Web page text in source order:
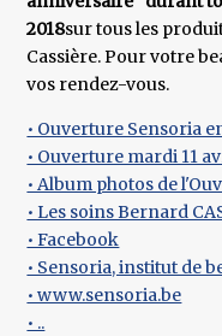
2018sur tous les
Cassière. Pour votre
vos rendez-vous.
• Ouverture Sensoria
• Ouverture mardi 11
• Album photos de
• Les soins Bernard
• Facebook
• Sensoria, institut de
• www.sensoria.be
• ..